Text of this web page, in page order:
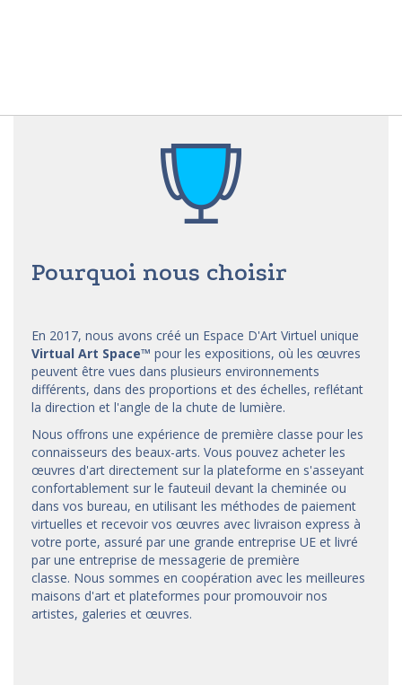
Pourquoi nous choisir
En 2017, nous avons créé un Espace D'Art Virtuel unique
Virtual Art Space™ pour les expositions, où les œuvres
peuvent être vues dans plusieurs environnements
différents, dans des proportions et des échelles, reflétant
la direction et l'angle de la chute de lumière.
Nous offrons une expérience de première classe pour les
connaisseurs des beaux-arts. Vous pouvez acheter les
œuvres d'art directement sur la plateforme en s'asseyant
confortablement sur le fauteuil devant la cheminée ou
dans vos bureau, en utilisant les méthodes de paiement
virtuelles et recevoir vos œuvres avec livraison express à
votre porte, assuré par une grande entreprise UE et livré
par une entreprise de messagerie de première
classe. Nous sommes en coopération avec les meilleures
maisons d'art et plateformes pour promouvoir nos
artistes, galeries et œuvres.